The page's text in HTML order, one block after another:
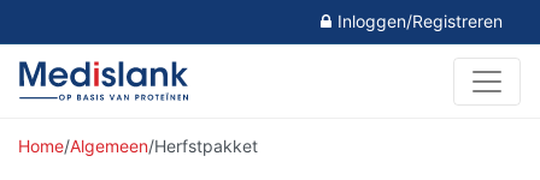
Inloggen/Registreren
Home/Algemeen/Herfstpakket